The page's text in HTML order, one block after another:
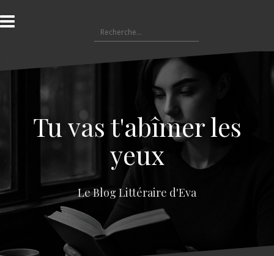
l
a
e
e
Tu vas t'abîmer les
yeux
Le Blog Littéraire d'Eva